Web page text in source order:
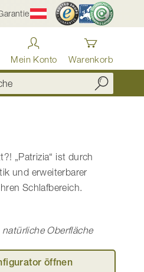
Mein Konto Warenkorb
„Patrizia“ ist durch
und erweiterbarer
Schlafbereich.
natürliche Oberfläche
öffnen